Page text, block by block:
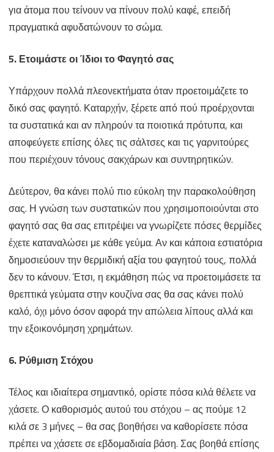
για άτομα που τείνουν να πίνουν πολύ καφέ, επειδή
πραγματικά αφυδατώνουν το σώμα.
5. Ετοιμάστε οι Ίδιοι το Φαγητό σας
Υπάρχουν πολλά πλεονεκτήματα όταν προετοιμάζετε το
δικό σας φαγητό. Καταρχήν, ξέρετε από πού προέρχονται
τα συστατικά και αν πληρούν τα ποιοτικά πρότυπα, και
αποφεύγετε επίσης όλες τις σάλτσες και τις γαρνιτούρες
που περιέχουν τόνους σακχάρων και συντηρητικών.
Δεύτερον, θα κάνει πολύ πιο εύκολη την παρακολούθηση
σας. Η γνώση των συστατικών που χρησιμοποιούνται στο
φαγητό σας θα σας επιτρέψει να γνωρίζετε πόσες θερμίδες
έχετε καταναλώσει με κάθε γεύμα. Αν και κάποια εστιατόρια
δημοσιεύουν την θερμιδική αξία του φαγητού τους, πολλά
δεν το κάνουν. Έτσι, η εκμάθηση πώς να προετοιμάσετε τα
θρεπτικά γεύματα στην κουζίνα σας θα σας κάνει πολύ
καλό, όχι μόνο όσον αφορά την απώλεια λίπους αλλά και
την εξοικονόμηση χρημάτων.
6. Ρύθμιση Στόχου
Τέλος και ιδιαίτερα σημαντικό, ορίστε πόσα κιλά θέλετε να
χάσετε. Ο καθορισμός αυτού του στόχου – ας πούμε 12
κιλά σε 3 μήνες – θα σας βοηθήσει να καθορίσετε πόσα
πρέπει να χάσετε σε εβδομαδιαία βάση. Σας βοηθά επίσης